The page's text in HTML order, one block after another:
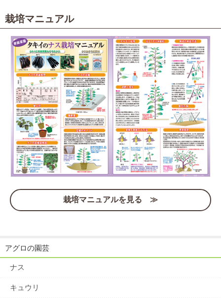
栽培マニュアル
栽培マニュアルを見る ≫
アグロの園芸
ナス
キュウリ